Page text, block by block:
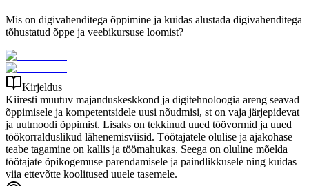
Mis on digivahenditega õppimine ja kuidas alustada digivahenditega
tõhustatud õppe ja veebikursuse loomist?
Kirjeldus
Kiiresti muutuv majanduskeskkond ja digitehnoloogia areng seavad
õppimisele ja kompetentsidele uusi nõudmisi, st on vaja järjepidevat
ja uutmoodi õppimist. Lisaks on tekkinud uued töövormid ja uued
töökorralduslikud lähenemisviisid. Töötajatele olulise ja ajakohase
teabe tagamine on kallis ja töömahukas. Seega on oluline mõelda
töötajate õpikogemuse parendamisele ja paindlikkusele ning kuidas
viia ettevõtte koolitused uuele tasemele.